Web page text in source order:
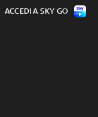
ACCEDI A SKY GO